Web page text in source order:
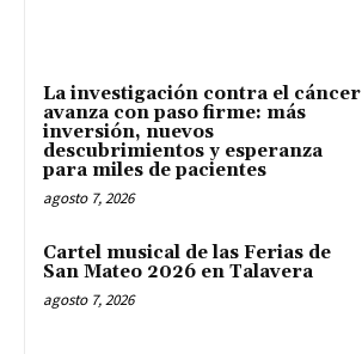
La investigación contra el cáncer
avanza con paso firme: más
inversión, nuevos
descubrimientos y esperanza
para miles de pacientes
agosto 7, 2026
Cartel musical de las Ferias de
San Mateo 2026 en Talavera
agosto 7, 2026